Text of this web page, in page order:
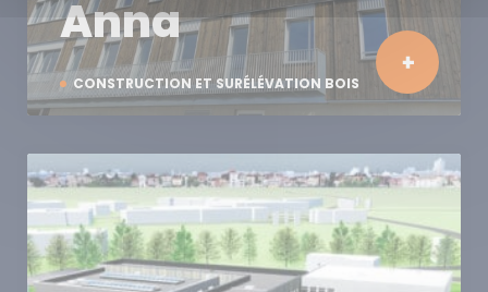
CONSTRUCTION ET SURÉLÉVATION BOIS
Anna